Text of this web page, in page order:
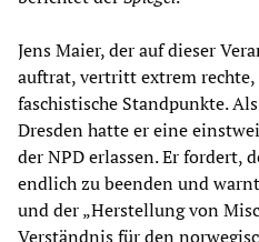
Jens Maier, der auf dieser
auftrat, vertritt extrem rechte,
faschistische Standpunkte.
Dresden hatte er eine
der NPD erlassen. Er fordert,
endlich zu beenden und
und der „Herstellung von
Verständnis für den